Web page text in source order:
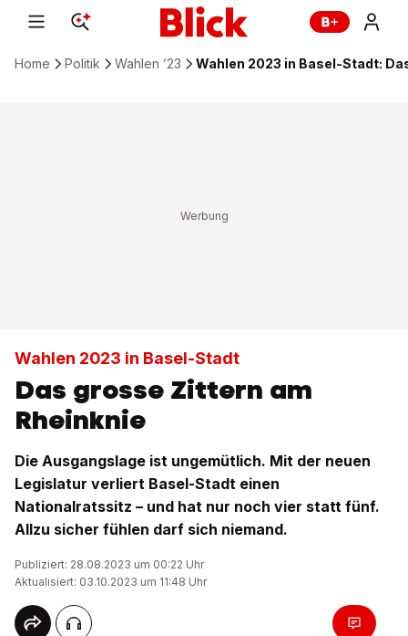
Home Politik Wahlen ’23 Wahlen 2023 in Basel-Stadt:
Wahlen 2023 in Basel-Stadt
Das grosse Zittern am
Rheinknie
Die Ausgangslage ist ungemütlich. Mit der neuen
Legislatur verliert Basel-Stadt einen
Nationalratssitz – und hat nur noch vier statt fünf.
Allzu sicher fühlen darf sich niemand.
Publiziert: 28.08.2023 um 00:22 Uhr
Aktualisiert: 03.10.2023 um 11:48 Uhr